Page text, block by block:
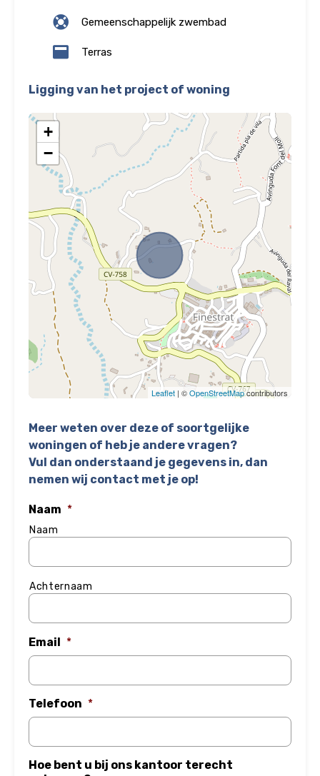
Gemeenschappelijk zwembad
Terras
Ligging van het project of woning
+
−
Leaflet | ©OpenStreetMapcontributors
Meer weten over deze of soortgelijke
woningen of heb je andere vragen?
Vul dan onderstaand je gegevens in, dan
nemen wij contact met je op!
Naam *
Naam
Achternaam
Email *
Telefoon *
Hoe bent u bij ons kantoor terecht